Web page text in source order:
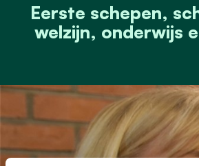
Eerste schepen,
welzijn, onderwijs